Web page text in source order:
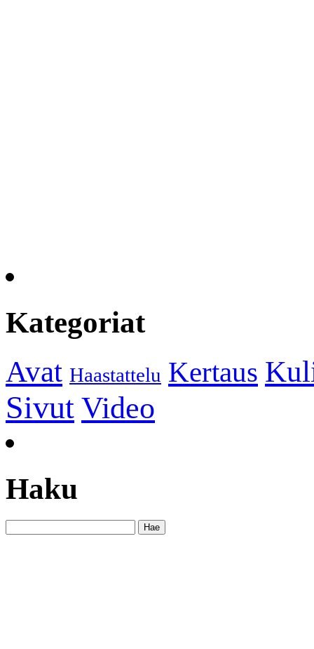
Kategoriat
Avat Haastattelu Kertaus
Sivut Video
Haku